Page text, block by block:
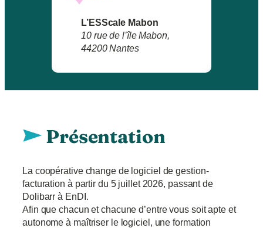
L’ESScale Mabon
10 rue de l’île Mabon,
44200 Nantes
Présentation
La coopérative change de logiciel de gestion-
facturation à partir du 5 juillet 2026, passant de
Dolibarr à EnDI.
Afin que chacun et chacune d’entre vous soit apte et
autonome à maîtriser le logiciel, une formation